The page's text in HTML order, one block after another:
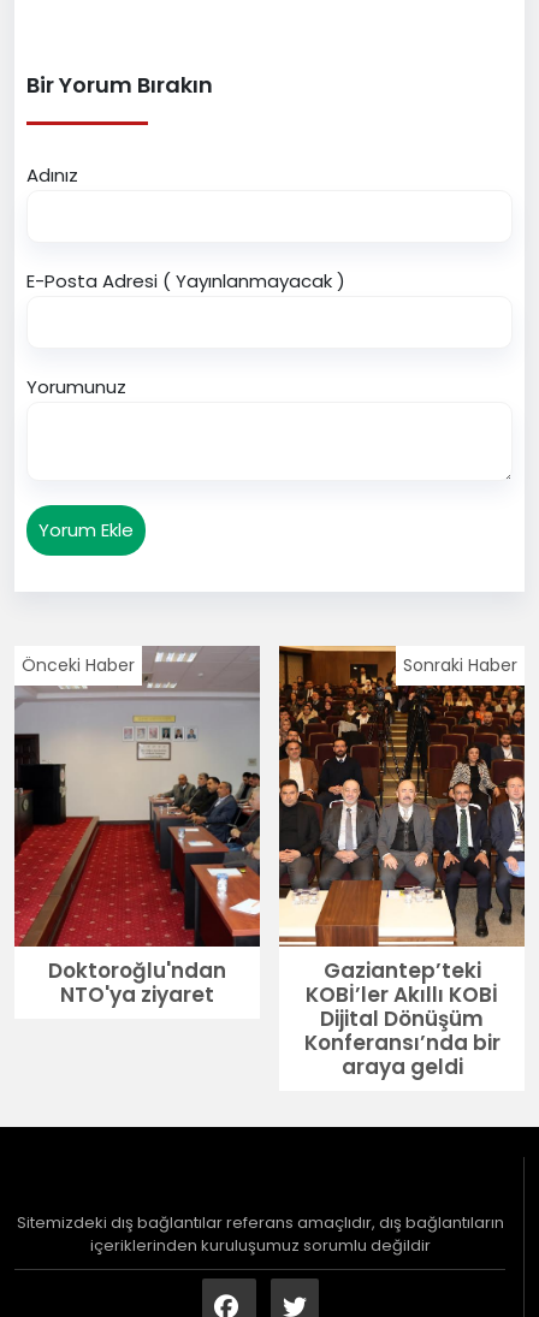
Bir Yorum Bırakın
Adınız
E-Posta Adresi ( Yayınlanmayacak )
Yorumunuz
Yorum Ekle
Önceki Haber
Doktoroğlu'ndan
NTO'ya ziyaret
Sonraki Haber
Gaziantep’teki
KOBİ’ler Akıllı KOBİ
Dijital Dönüşüm
Konferansı’nda bir
araya geldi
Sitemizdeki dış bağlantılar referans amaçlıdır, dış bağlantıların
içeriklerinden kuruluşumuz sorumlu değildir